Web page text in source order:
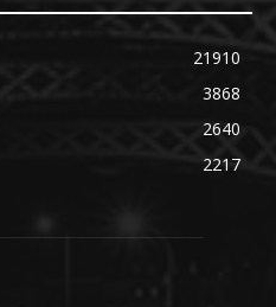
21910
3868
2640
2217